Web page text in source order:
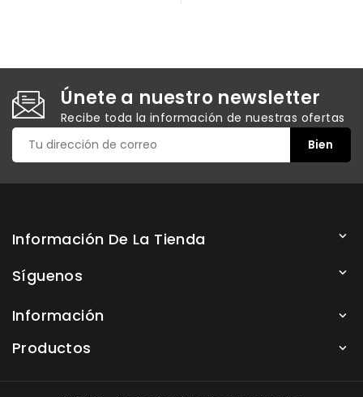
Únete a nuestro newsletter
Recibe toda la información de nuestras ofertas
Información De La Tienda 
Síguenos 
Información 
Productos 